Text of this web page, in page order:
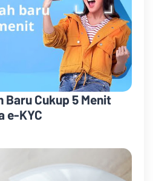
Baru Cukup 5 Menit
e-KYC